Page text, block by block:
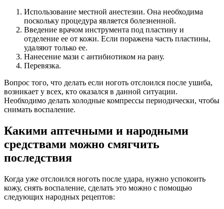
Использование местной анестезии. Она необходима
поскольку процедура является болезненной.
Введение врачом инструмента под пластину и
отделение ее от кожи. Если поражена часть пластины,
удаляют только ее.
Нанесение мази с антибиотиком на рану.
Перевязка.
Вопрос того, что делать если ноготь отслоился после ушиба,
возникает у всех, кто оказался в данной ситуации.
Необходимо делать холодные компрессы периодически, чтобы
снимать воспаление.
Какими аптечными и народными
средствами можно смягчить
последствия
Когда уже отслоился ноготь после удара, нужно успокоить
кожу, снять воспаление, сделать это можно с помощью
следующих народных рецептов: